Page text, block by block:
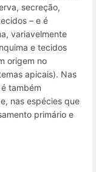
secreção,
– e é
variavelmente
e tecidos
origem no
apicais). Nas
também
nas espécies que
primário e